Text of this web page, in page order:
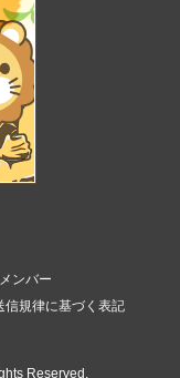
ンバー
信規律に基づく表記
Reserved.